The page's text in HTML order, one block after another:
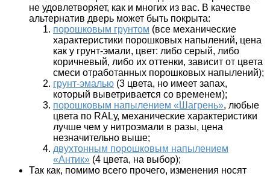
не удовлетворяет, как и многих из вас. В качестве
альтернатив дверь может быть покрыта:
порошковым грунтом (все механические
характеристики порошковых напылений, цена
как у грунт-эмали, цвет: либо серый, либо
коричневый, либо их оттенки, зависит от цвета
смеси отработанных порошковых напылений);
грунт-эмалью (3 цвета, но имеет запах,
который выветривается со временем);
порошковым напылением «Шагрень», любые
цвета по RALу, механические характеристики
лучше чем у нитроэмали в разы, цена
незначительно выше;
двухтонным порошковым напылением
«Антик» (4 цвета, на выбор);
Так как, помимо всего прочего, изменения носят